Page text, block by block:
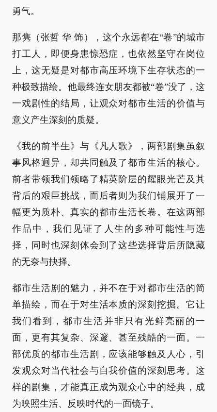
勇气。
那隽（张哲 华 饰），这个永远都在“卷”的城市
打工人，即便身患惊恐症，也依然坚守在岗位
上，这无疑是对都市高压环境下生存状态的一
种极致描绘。他最终连女朋友都被“卷”没了，这
一戏剧性的结局，让观众对都市生活的价值与
意义产生深刻的质疑。
《我的前半生》与《凡人歌》，两部剧集虽叙
事风格迥异，却共同触及了都市生活的核心。
前者带领我们领略了精英阶层的耀眼光芒及其
背后的艰巨挑战，而后者则为我们铺展开了一
幅更为质朴、真实的都市生活长卷。在这两部
作品中，我们见证了人生的多种可能性与选
择，同时也深刻体会到了这些选择背后所隐藏
的无奈与抉择。
都市生活剧的魅力，并不在于对都市生活的简
单描绘，而在于对生活本质的深刻挖掘。它让
我们看到，都市生活并非只有光鲜亮丽的一
面，更有其复杂、深邃、甚至残酷的一面。一
部优质的都市生活剧，应该能够触及人心，引
发观众对当代社会与自我价值的深刻思考。这
样的剧集，才能真正成为观众心中的经典，成
为映照生活、反映时代的一面镜子。